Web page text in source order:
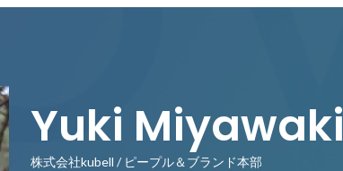
Yuki Miyawaki
株式会社kubell / ピープル＆ブランド本部